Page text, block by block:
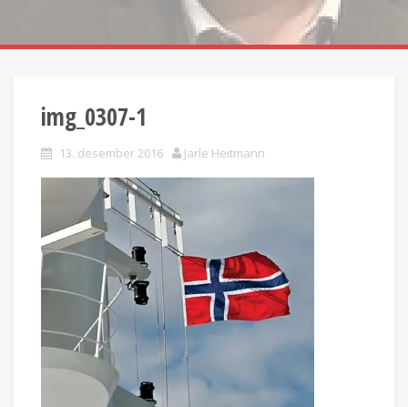
img_0307-1
13. desember 2016 Jarle Heitmann